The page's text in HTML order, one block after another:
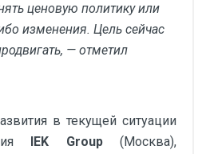
ценовую политику или
изменения. Цель сейчас
— отметил
в текущей ситуации
IEK Group(Москва),